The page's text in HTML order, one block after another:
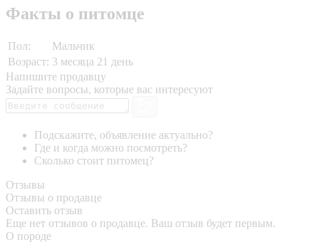
Факты о питомце
Пол:
Мальчик
Возраст: 3 месяца 21 день
Напишите продавцу
Задайте вопросы, которые вас интересуют
Подскажите, объявление актуально?
Где и когда можно посмотреть?
Сколько стоит питомец?
Отзывы
Отзывы о продавце
Оставить отзыв
Еще нет отзывов о продавце. Ваш отзыв будет первым.
О породе